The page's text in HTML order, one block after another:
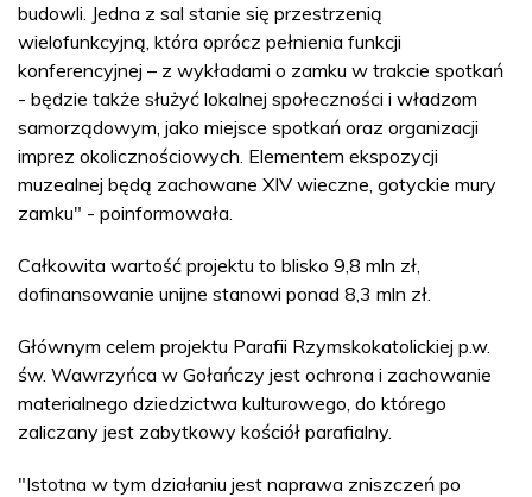
budowli. Jedna z sal stanie się przestrzenią
wielofunkcyjną, która oprócz pełnienia funkcji
konferencyjnej – z wykładami o zamku w trakcie spotkań
- będzie także służyć lokalnej społeczności i władzom
samorządowym, jako miejsce spotkań oraz organizacji
imprez okolicznościowych. Elementem ekspozycji
muzealnej będą zachowane XIV wieczne, gotyckie mury
zamku" - poinformowała.
Całkowita wartość projektu to blisko 9,8 mln zł,
dofinansowanie unijne stanowi ponad 8,3 mln zł.
Głównym celem projektu Parafii Rzymskokatolickiej p.w.
św. Wawrzyńca w Gołańczy jest ochrona i zachowanie
materialnego dziedzictwa kulturowego, do którego
zaliczany jest zabytkowy kościół parafialny.
"Istotna w tym działaniu jest naprawa zniszczeń po